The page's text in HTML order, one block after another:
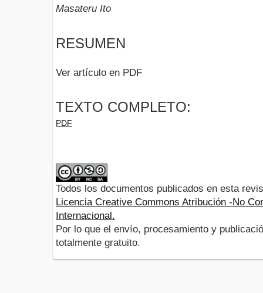
Masateru Ito
RESUMEN
Ver artículo en PDF
TEXTO COMPLETO:
PDF
Todos los documentos publicados en esta
Licencia Creative Commons Atribución -No
Internacional.
Por lo que el envío, procesamiento y
totalmente gratuito.